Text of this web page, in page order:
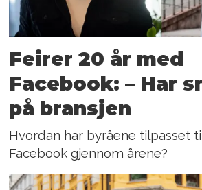
Feirer 20 år med
Facebook: – Har
på bransjen
Hvordan har byråene tilpasset
Facebook gjennom årene?